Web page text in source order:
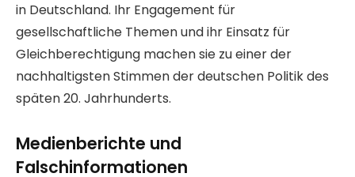
in Deutschland. Ihr Engagement für
gesellschaftliche Themen und ihr Einsatz für
Gleichberechtigung machen sie zu einer der
nachhaltigsten Stimmen der deutschen Politik des
späten 20. Jahrhunderts.
Medienberichte und
Falschinformationen